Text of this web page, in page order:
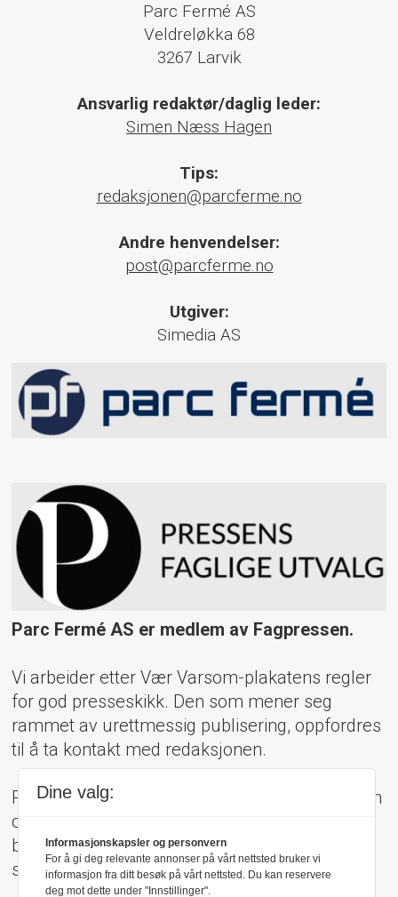
Parc Fermé AS
Veldreløkka 68
3267 Larvik
Ansvarlig redaktør/daglig leder:
Simen Næss Hagen
Tips:
redaksjonen@parcferme.no
Andre henvendelser:
post@parcferme.no
Utgiver:
Simedia AS
Parc Fermé AS er medlem av Fagpressen.
Vi arbeider etter Vær Varsom-plakatens regler
for god presseskikk. Den som mener seg
rammet av urettmessig publisering, oppfordres
til å ta kontakt med redaksjonen.
Pressens Faglige Utvalg (PFU) er et klageorgan
oppnevnt av Norsk Presseforbund som
behandler klager mot mediene i presseetiske
spørsmål.
Dine valg:
Informasjonskapsler og personvern
For å gi deg relevante annonser på vårt nettsted bruker vi
informasjon fra ditt besøk på vårt nettsted. Du kan reservere
deg mot dette under "Innstillinger".